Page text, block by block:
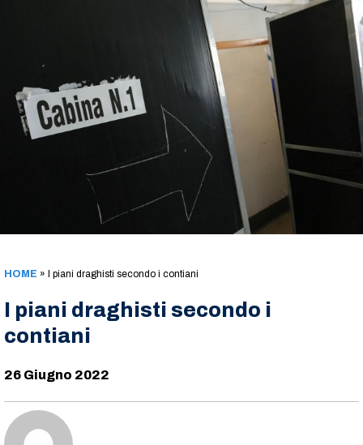
HOME » I piani draghisti secondo i contiani
I piani draghisti secondo i
contiani
26 Giugno 2022